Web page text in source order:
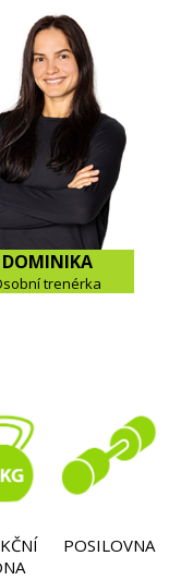
DOMINIKA
trenérka
POSILOVNA